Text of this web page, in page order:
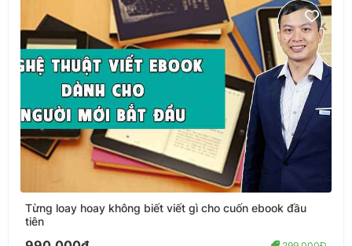
Từng loay hoay không biết viết gì cho cuốn ebook đầu
tiên